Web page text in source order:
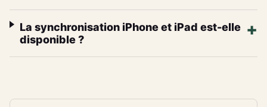
La synchronisation iPhone et iPad est-elle
disponible ?